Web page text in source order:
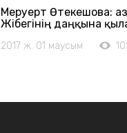
Меруерт Өтекешова:
Жібегінің даңқына
2017 ж. 01 маусым